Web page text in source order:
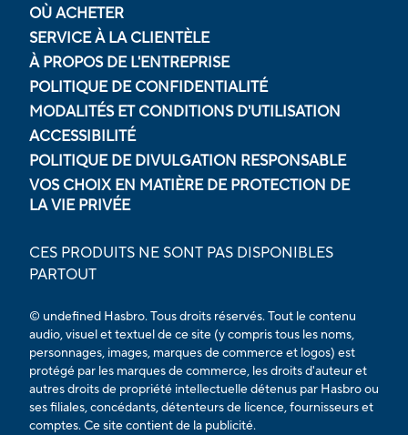
OÙ ACHETER
SERVICE À LA CLIENTÈLE
À PROPOS DE L'ENTREPRISE
POLITIQUE DE CONFIDENTIALITÉ
MODALITÉS ET CONDITIONS D'UTILISATION
ACCESSIBILITÉ
POLITIQUE DE DIVULGATION RESPONSABLE
VOS CHOIX EN MATIÈRE DE PROTECTION DE
LA VIE PRIVÉE
CES PRODUITS NE SONT PAS DISPONIBLES
PARTOUT
© undefined Hasbro. Tous droits réservés. Tout le contenu
audio, visuel et textuel de ce site (y compris tous les noms,
personnages, images, marques de commerce et logos) est
protégé par les marques de commerce, les droits d'auteur et
autres droits de propriété intellectuelle détenus par Hasbro ou
ses filiales, concédants, détenteurs de licence, fournisseurs et
comptes. Ce site contient de la publicité.